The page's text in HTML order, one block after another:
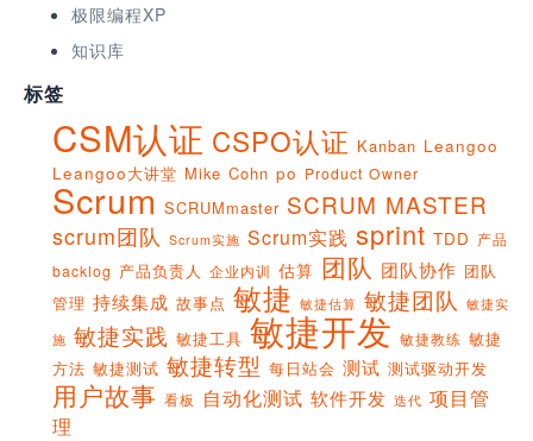
极限编程XP
知识库
标签
CSM认证 CSPO认证 Kanban Leangoo
Leangoo大讲堂 Mike Cohn po Product Owner
Scrum SCRUMmaster SCRUM MASTER
scrum团队 Scrum实施 Scrum实践 sprint TDD 产品
backlog 产品负责人 企业内训 估算 团队 团队协作 团队
管理 持续集成 故事点 敏捷 敏捷估算 敏捷团队 敏捷实
施 敏捷实践 敏捷工具 敏捷开发 敏捷教练 敏捷
方法 敏捷测试 敏捷转型 每日站会 测试 测试驱动开发
用户故事 看板 自动化测试 软件开发 迭代 项目管
理